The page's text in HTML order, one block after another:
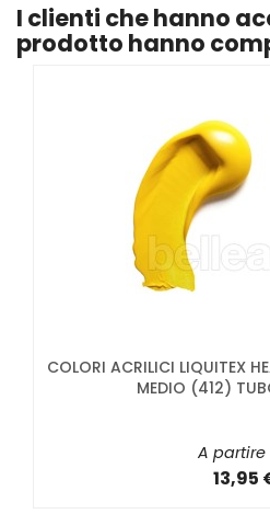
I clienti che hanno
prodotto hanno
COLORI ACRILICI LIQUITEX
MEDIO (412)
A
13,95